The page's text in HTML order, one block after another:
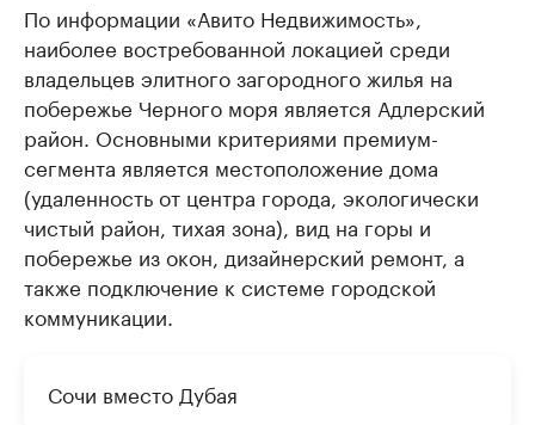
По информации «Авито Недвижимость»,
наиболее востребованной локацией среди
владельцев элитного загородного жилья на
побережье Черного моря является Адлерский
район. Основными критериями премиум-
сегмента является местоположение дома
(удаленность от центра города, экологически
чистый район, тихая зона), вид на горы и
побережье из окон, дизайнерский ремонт, а
также подключение к системе городской
коммуникации.
Сочи вместо Дубая